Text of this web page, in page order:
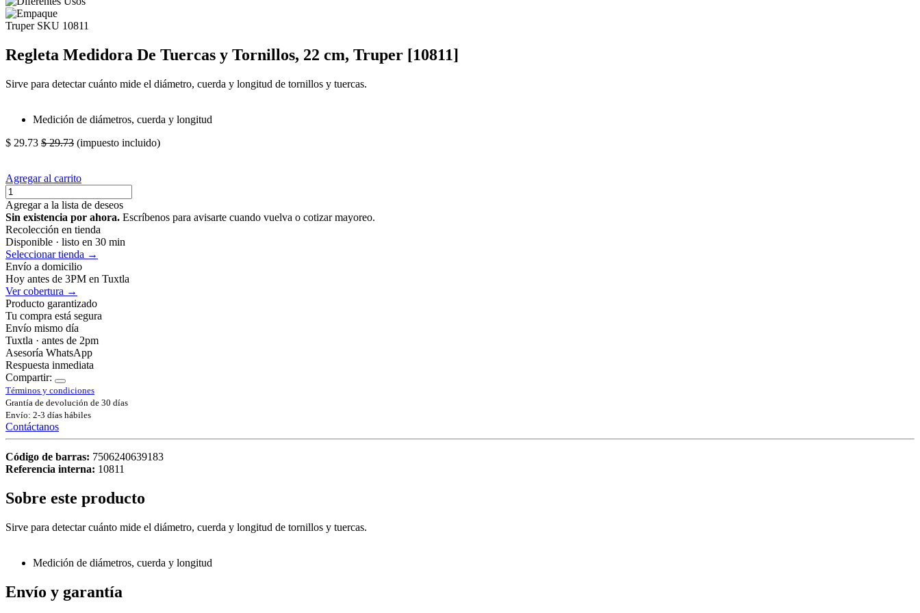
Truper SKU 10811
Regleta Medidora De Tuercas y Tornillos, 22 cm, Truper [10811]
Sirve para detectar cuánto mide el diámetro, cuerda y longitud de tornillos y tuercas.
Medición de diámetros, cuerda y longitud
$ 29.73 $29.73 (impuesto incluido)
Agregar al carrito
Agregar a la lista de deseos
Sin existencia por ahora. Escríbenos para avisarte cuando vuelva o cotizar mayoreo.
Recolección en tienda
Disponible · listo en 30 min
Seleccionar tienda →
Envío a domicilio
Hoy antes de 3PM en Tuxtla
Ver cobertura →
Producto garantizado
Tu compra está segura
Envío mismo día
Tuxtla · antes de 2pm
Asesoría WhatsApp
Respuesta inmediata
Compartir:
Términos y condiciones
Grantía de devolución de 30 días
Envío: 2-3 días hábiles
Contáctanos
Código de barras: 7506240639183
Referencia interna: 10811
Sobre este producto
Sirve para detectar cuánto mide el diámetro, cuerda y longitud de tornillos y tuercas.
Medición de diámetros, cuerda y longitud
Envío y garantía